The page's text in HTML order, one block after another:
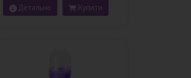
Детально Купити